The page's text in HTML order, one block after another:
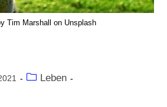
Tim Marshall on Unsplash
Leben